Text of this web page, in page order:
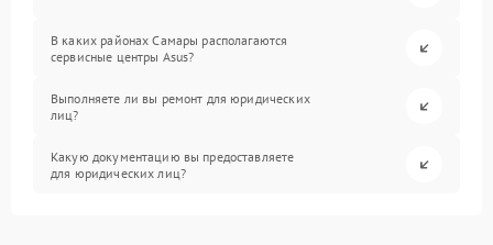
В каких районах Самары располагаются
сервисные центры Asus?
Выполняете ли вы ремонт для юридических
лиц?
Какую документацию вы предоставляете
для юридических лиц?